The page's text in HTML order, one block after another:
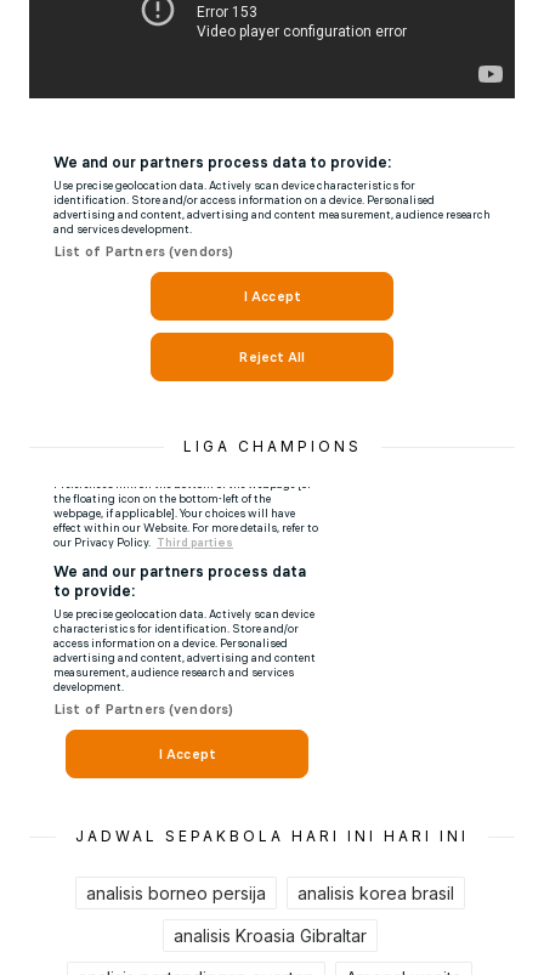
LIGA CHAMPIONS
JADWAL SEPAKBOLA HARI INI HARI INI
analisis borneo persija analisis korea brasil
analisis Kroasia Gibraltar